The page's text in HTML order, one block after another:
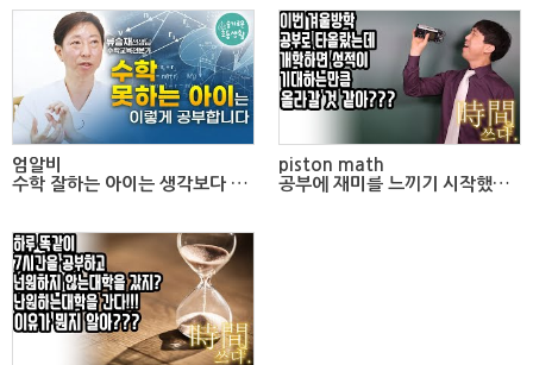
엄알비
수학 잘하는 아이는 생각보다 많지 않습니다. 그 이유를 알려드릴게요.
piston math
공부에 재미를 느끼기 시작했다면